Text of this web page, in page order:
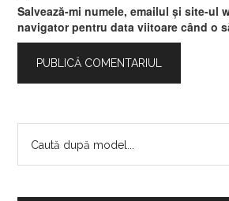
Salvează-mi numele, emailul și site-ul
navigator pentru data viitoare când o